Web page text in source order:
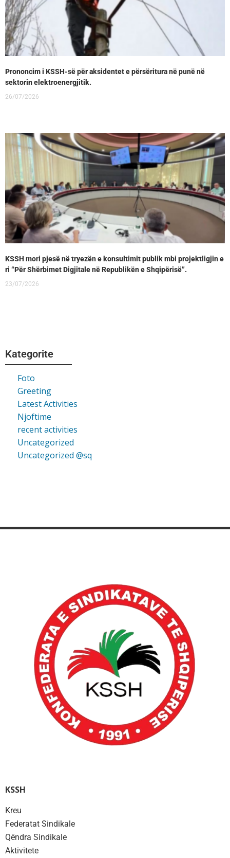
Prononcim i KSSH-së për aksidentet e përsëritura në punë në
sektorin elektroenergjitik.
26/07/2026
KSSH mori pjesë në tryezën e konsultimit publik mbi projektligjin e
ri “Për Shërbimet Digjitale në Republikën e Shqipërisë”.
23/07/2026
Kategorite
Foto
Greeting
Latest Activities
Njoftime
recent activities
Uncategorized
Uncategorized @sq
KSSH
Kreu
Federatat Sindikale
Qëndra Sindikale
Aktivitete